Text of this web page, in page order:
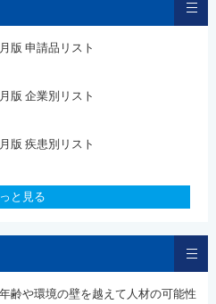
版 申請品リスト
版 企業別リスト
版 疾患別リスト
と見る
齢や環境の壁を越えて人材の可能性